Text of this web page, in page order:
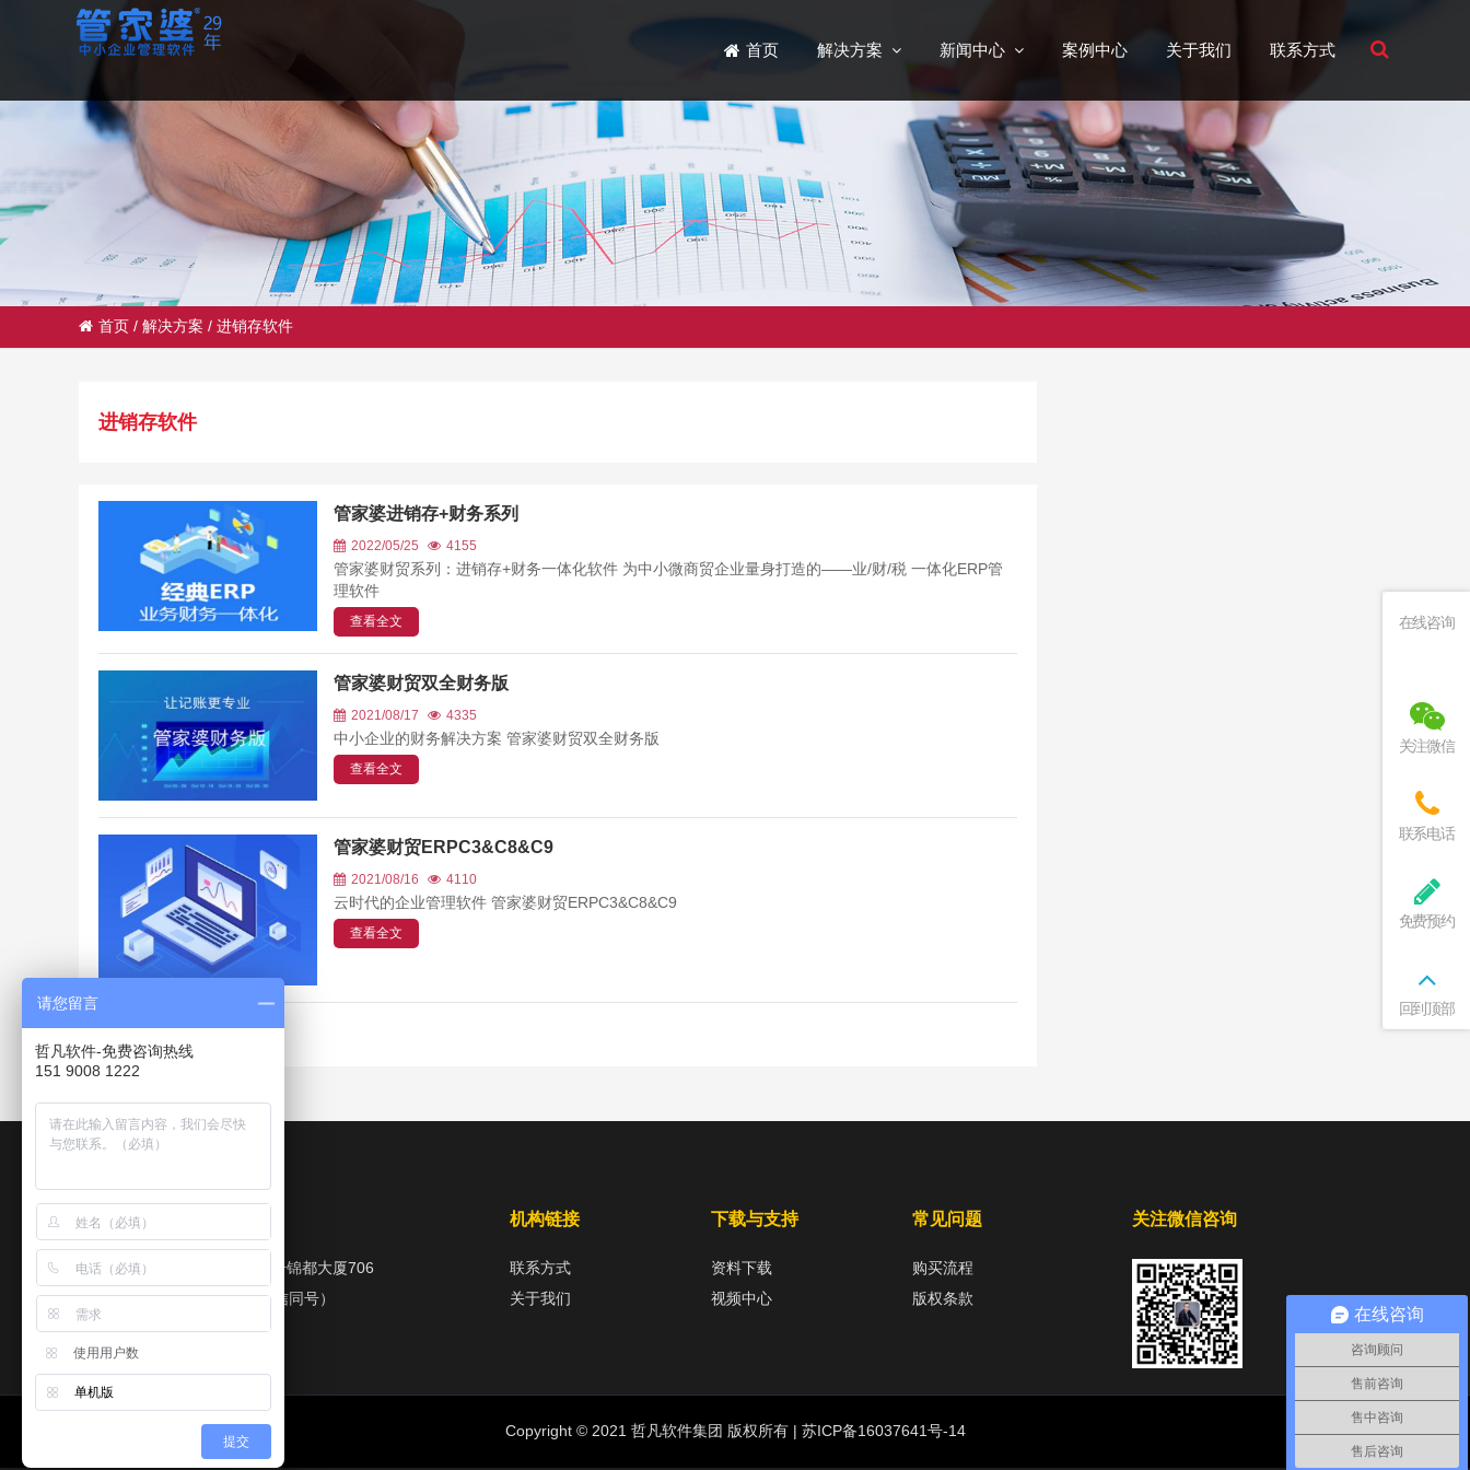
首页 解决方案 新闻中心 案例中心 关于我们 联系方式
首页 / 解决方案 / 进销存软件
进销存软件
管家婆进销存+财务系列
2022/05/25 4155
管家婆财贸系列：进销存+财务一体化软件 为中小微商贸企业量身打造的——业/财/税 一体化ERP管
理软件
查看全文
管家婆财贸双全财务版
2021/08/17 4335
中小企业的财务解决方案 管家婆财贸双全财务版
查看全文
管家婆财贸ERPC3&C8&C9
2021/08/16 4110
云时代的企业管理软件 管家婆财贸ERPC3&C8&C9
查看全文
我们的联络方式
苏州市吴中区石湖东路76号锦都大厦706
TEL:151 9008 1222 （微信同号）
361911689@qq.com
机构链接
联系方式
关于我们
下载与支持
资料下载
视频中心
常见问题
购买流程
版权条款
关注微信咨询
Copyright © 2021 哲凡软件集团 版权所有 | 苏ICP备16037641号-14
在线咨询
关注微信
联系电话
免费预约
回到顶部
在线咨询
咨询顾问
售前咨询
售中咨询
售后咨询
请您留言
哲凡软件-免费咨询热线
151 9008 1222
使用用户数
单机版
提交